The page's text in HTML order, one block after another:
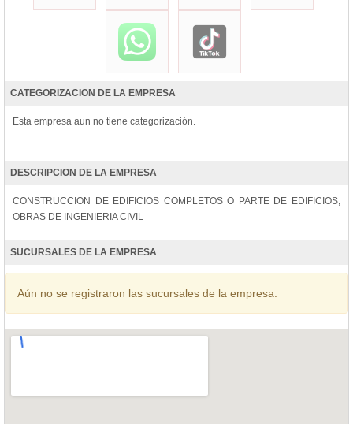
CATEGORIZACION DE LA EMPRESA
Esta empresa aun no tiene categorización.
DESCRIPCION DE LA EMPRESA
CONSTRUCCION DE EDIFICIOS COMPLETOS O PARTE DE EDIFICIOS,
OBRAS DE INGENIERIA CIVIL
SUCURSALES DE LA EMPRESA
Aún no se registraron las sucursales de la empresa.